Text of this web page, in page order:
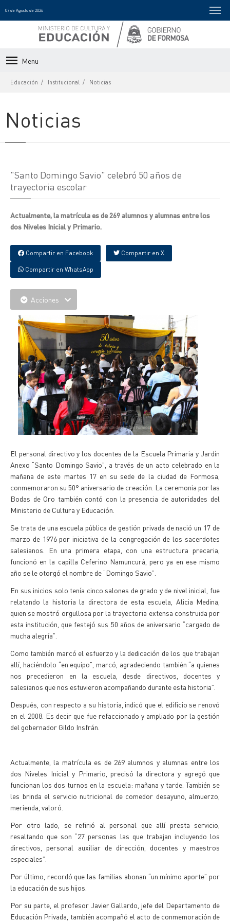
07 de Agosto de 2026
Menu
Educación Institucional Noticias
Noticias
"Santo Domingo Savio" celebró 50 años de
trayectoria escolar
Actualmente, la matrícula es de 269 alumnos y alumnas entre los
dos Niveles Inicial y Primario.
Compartir en Facebook Compartir en X
Compartir en WhatsApp
Acciones
El personal directivo y los docentes de la Escuela Primaria y Jardín
Anexo “Santo Domingo Savio”, a través de un acto celebrado en la
mañana de este martes 17 en su sede de la ciudad de Formosa,
conmemoraron su 50° aniversario de creación. La ceremonia por las
Bodas de Oro también contó con la presencia de autoridades del
Ministerio de Cultura y Educación.
Se trata de una escuela pública de gestión privada de nació un 17 de
marzo de 1976 por iniciativa de la congregación de los sacerdotes
salesianos. En una primera etapa, con una estructura precaria,
funcionó en la capilla Ceferino Namuncurá, pero ya en ese mismo
año se le otorgó el nombre de “Domingo Savio”.
En sus inicios solo tenía cinco salones de grado y de nivel inicial, fue
relatando la historia la directora de esta escuela, Alicia Medina,
quien se mostró orgullosa por la trayectoria extensa construida por
esta institución, que festejó sus 50 años de aniversario “cargado de
mucha alegría”.
Como también marcó el esfuerzo y la dedicación de los que trabajan
allí, haciéndolo “en equipo”, marcó, agradeciendo también “a quienes
nos precedieron en la escuela, desde directivos, docentes y
salesianos que nos estuvieron acompañando durante esta historia”.
Después, con respecto a su historia, indicó que el edificio se renovó
en el 2008. Es decir que fue refaccionado y ampliado por la gestión
del gobernador Gildo Insfrán.
Actualmente, la matrícula es de 269 alumnos y alumnas entre los
dos Niveles Inicial y Primario, precisó la directora y agregó que
funcionan los dos turnos en la escuela: mañana y tarde. También se
les brinda el servicio nutricional de comedor desayuno, almuerzo,
merienda, valoró.
Por otro lado, se refirió al personal que allí presta servicio,
resaltando que son “27 personas las que trabajan incluyendo los
directivos, personal auxiliar de dirección, docentes y maestros
especiales”.
Por último, recordó que las familias abonan “un mínimo aporte” por
la educación de sus hijos.
Por su parte, el profesor Javier Gallardo, jefe del Departamento de
Educación Privada, también acompañó el acto de conmemoración de